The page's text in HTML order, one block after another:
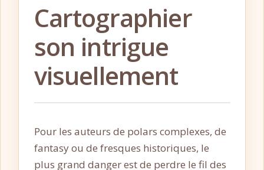
Cartographier
son intrigue
visuellement
Pour les auteurs de polars complexes, de
fantasy ou de fresques historiques, le
plus grand danger est de perdre le fil des